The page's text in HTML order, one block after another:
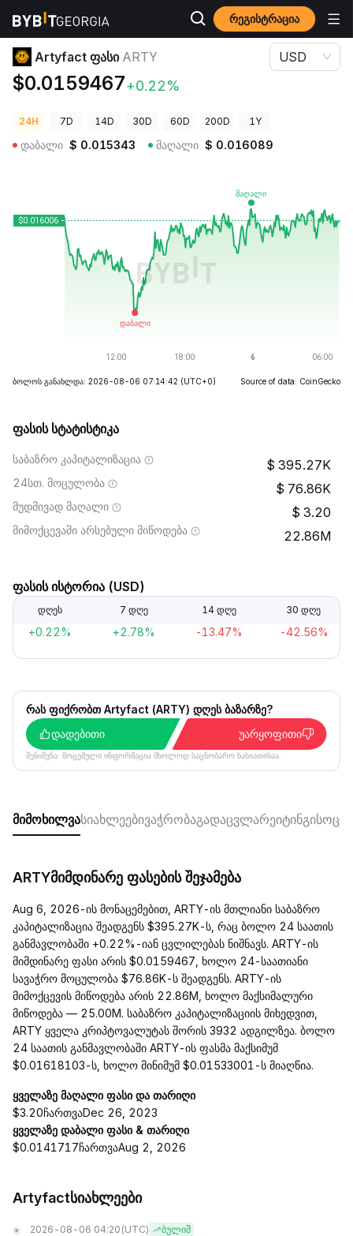
რეგისტრაცია
კრიპტოვალუტის ფასები Artyfact ფასი ARTY
Artyfact ფასი ARTY
$0.0159467+0.22%
USD
24H 7D 14D 30D 60D 200D 1Y
დაბალი $ 0.015343 მაღალი $ 0.016089
ბოლოს განახლდა: 2026-08-06 07:14:42 (UTC+0) Source of data: CoinGecko
ფასის სტატისტიკა
საბაზრო კაპიტალიზაცია 395.27K
24სთ. მოცულობა 76.86K
მუდმივად მაღალი 3.20
მიმოქცევაში არსებული მიწოდება 22.86M
ფასის ისტორია (USD)
დღეს 7 დღე 14 დღე 30 დღე
+0.22% +2.78% -13.47% -42.56%
რას ფიქრობთ Artyfact (ARTY) დღეს ბაზარზე?
დადებითი
უარყოფითი
შენიშვნა: მოცემული ინფორმაცია მხოლოდ საცნობარო ხასიათისაა.
მიმოხილვასიახლეებივაჭრობაგადაცვლარეიტინგი
ARTYმიმდინარე ფასების შეჯამება
Aug 6, 2026-ის მონაცემებით, ARTY-ის მთლიანი საბაზრო
კაპიტალიზაცია შეადგენს $395.27K-ს, რაც ბოლო 24 საათის
განმავლობაში +0.22%-იან ცვლილებას ნიშნავს. ARTY-ის
მიმდინარე ფასი არის $0.0159467, ხოლო 24-საათიანი
სავაჭრო მოცულობა $76.86K-ს შეადგენს. ARTY-ის
მიმოქცევის მიწოდება არის 22.86M, ხოლო მაქსიმალური
მიწოდება — 25.00M. საბაზრო კაპიტალიზაციის მიხედვით,
ARTY ყველა კრიპტოვალუტას შორის 3932 ადგილზეა. ბოლო
24 საათის განმავლობაში ARTY-ის ფასმა მაქსიმუმ
$0.01618103-ს, ხოლო მინიმუმ $0.01533001-ს მიაღწია.
ყველაზე მაღალი ფასი და თარიღი
$3.20ჩართვაDec 26, 2023
ყველაზე დაბალი ფასი & თარიღი
$0.0141717ჩართვაAug 2, 2026
Artyfactსიახლეები
2026-08-06 04:20 (UTC) ბულიშ